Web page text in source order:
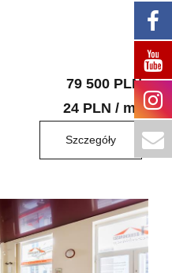
79 500 PLN
24 PLN / m
Szczegóły